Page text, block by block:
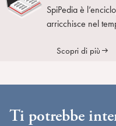
SpiPedia è
arricchisce nel
Scopri di più
Ti potrebbe